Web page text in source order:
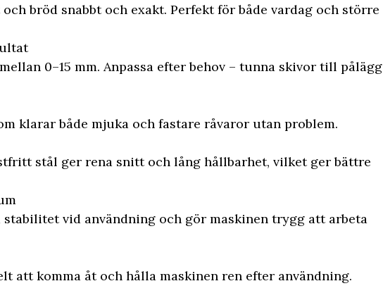
bröd snabbt och exakt. Perfekt för både vardag och större
0–15 mm. Anpassa efter behov – tunna skivor till pålägg
klarar både mjuka och fastare råvaror utan problem.
stål ger rena snitt och lång hållbarhet, vilket ger bättre
stabilitet vid användning och gör maskinen trygg att arbeta
att komma åt och hålla maskinen ren efter användning.